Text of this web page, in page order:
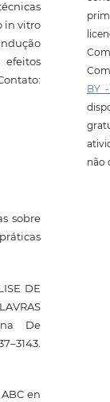
in vitro
sobre
DE
De
en
BY
não